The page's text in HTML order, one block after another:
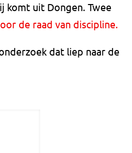
komt uit Dongen. Twee
de raad van discipline.
dat liep naar de